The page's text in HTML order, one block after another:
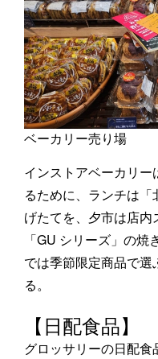
ベーカリー売り場
インストアベーカリー
るために、ランチは
げたてを、夕市は店
「GU シリーズ」の
では季節限定商品で
る。
【日配食品】
グロッサリーの日配